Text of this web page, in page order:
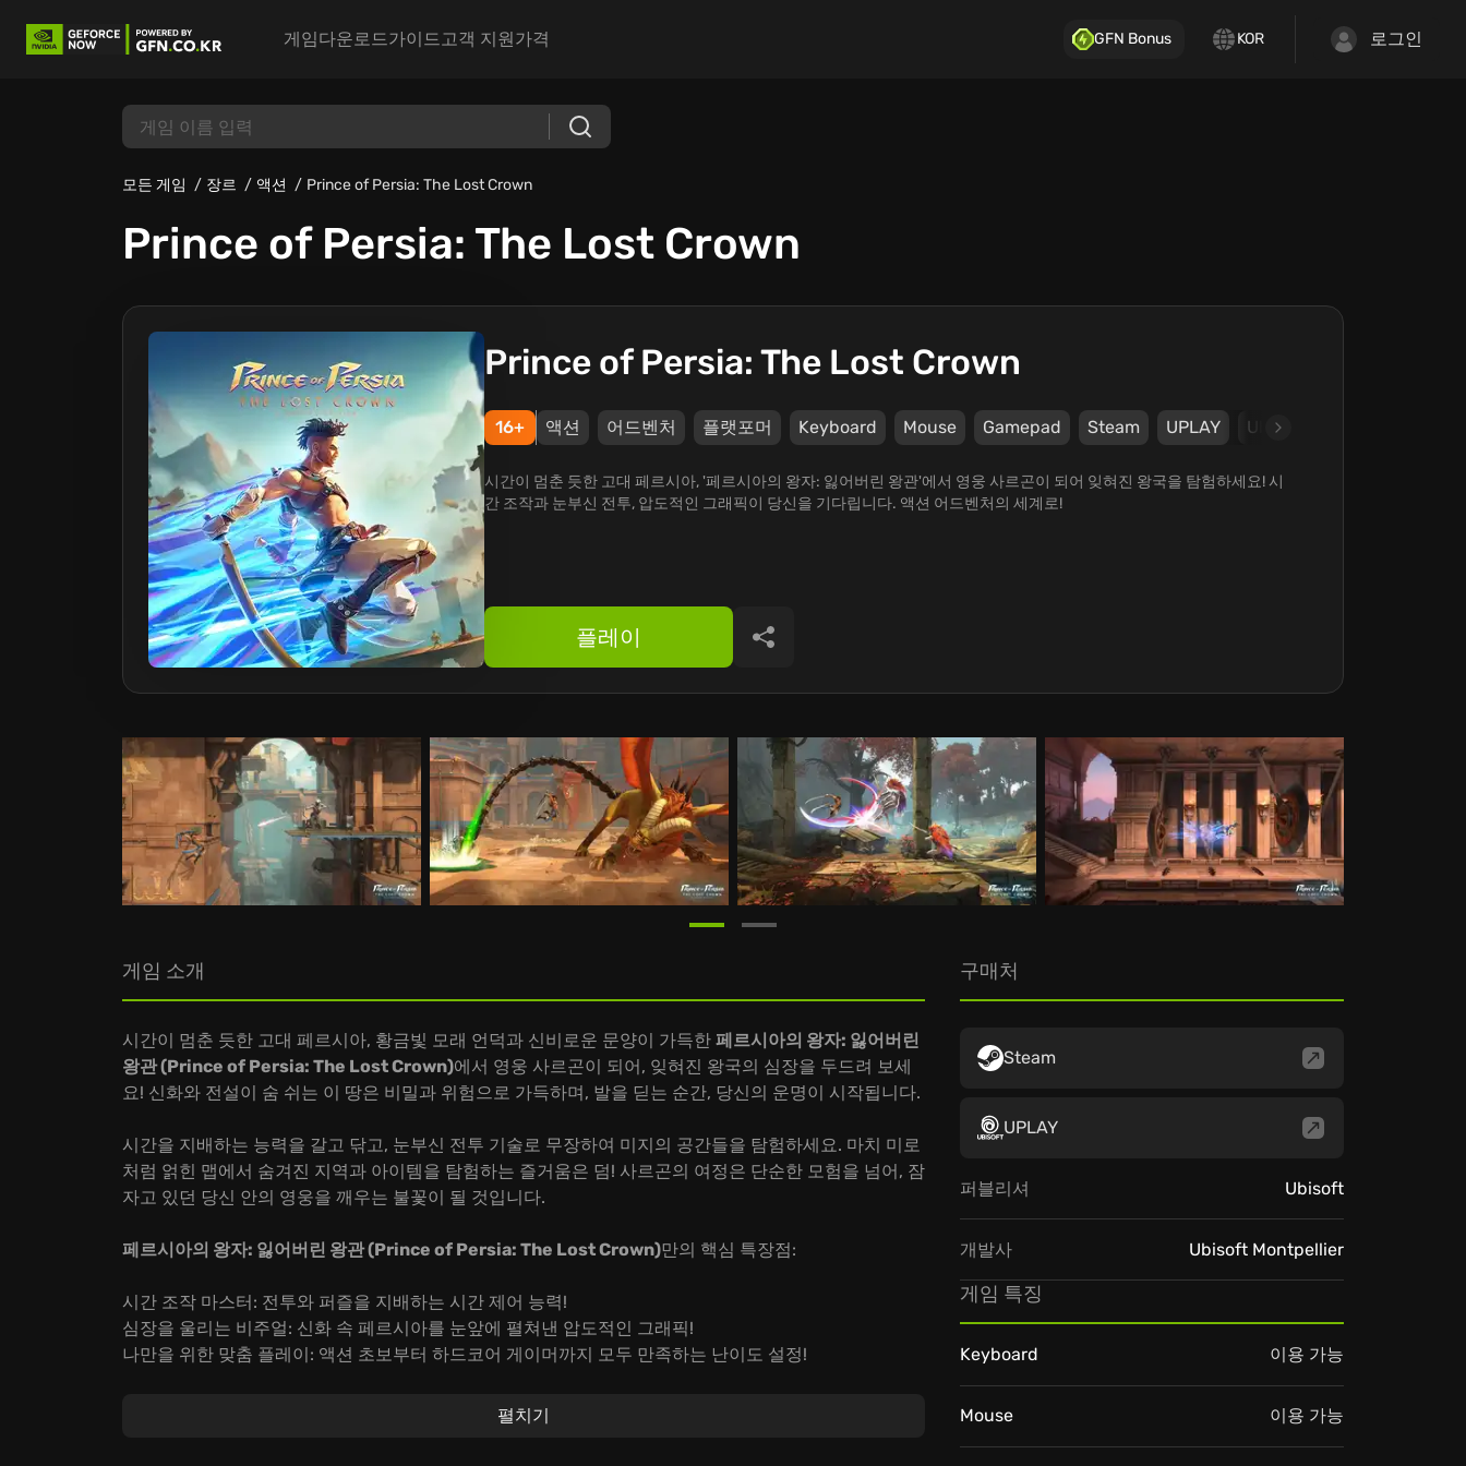
게임다운로드가이드고객 지원가격 GFN Bonus KOR 로그인
모든 게임 장르 액션 Prince of Persia: The Lost Crown
Prince of Persia: The Lost Crown
Prince of Persia: The Lost Crown
16+ 액션 어드벤처 플랫포머 Keyboard Mouse Gamepad Steam UPLAY Ubisoft
시간이 멈춘 듯한 고대 페르시아, '페르시아의 왕자: 잃어버린 왕관'에서 영웅 사르곤이 되어 잊혀진 왕국을 탐험하세요! 시
간 조작과 눈부신 전투, 압도적인 그래픽이 당신을 기다립니다. 액션 어드벤처의 세계로!
플레이 공유
게임 소개
시간이 멈춘 듯한 고대 페르시아, 황금빛 모래 언덕과 신비로운 문양이 가득한 페르시아의 왕자: 잃어버린
왕관 (Prince of Persia: The Lost Crown)에서 영웅 사르곤이 되어, 잊혀진 왕국의 심장을 두드려 보세
요! 신화와 전설이 숨 쉬는 이 땅은 비밀과 위험으로 가득하며, 발을 딛는 순간, 당신의 운명이 시작됩니다.
시간을 지배하는 능력을 갈고 닦고, 눈부신 전투 기술로 무장하여 미지의 공간들을 탐험하세요. 마치 미로
처럼 얽힌 맵에서 숨겨진 지역과 아이템을 탐험하는 즐거움은 덤! 사르곤의 여정은 단순한 모험을 넘어, 잠
자고 있던 당신 안의 영웅을 깨우는 불꽃이 될 것입니다.
페르시아의 왕자: 잃어버린 왕관 (Prince of Persia: The Lost Crown)만의 핵심 특장점:
시간 조작 마스터: 전투와 퍼즐을 지배하는 시간 제어 능력!
심장을 울리는 비주얼: 신화 속 페르시아를 눈앞에 펼쳐낸 압도적인 그래픽!
나만을 위한 맞춤 플레이: 액션 초보부터 하드코어 게이머까지 모두 만족하는 난이도 설정!
계로 뛰어들어, 시간을 초월하는 영웅이 되어 전설을 써내려 가세요! 당신의 모험을 기다리는 것은, 영원히
펼치기
구매처
Steam
UPLAY
퍼블리셔 Ubisoft
개발사 Ubisoft Montpellier
게임 특징
Keyboard 이용 가능
Mouse 이용 가능